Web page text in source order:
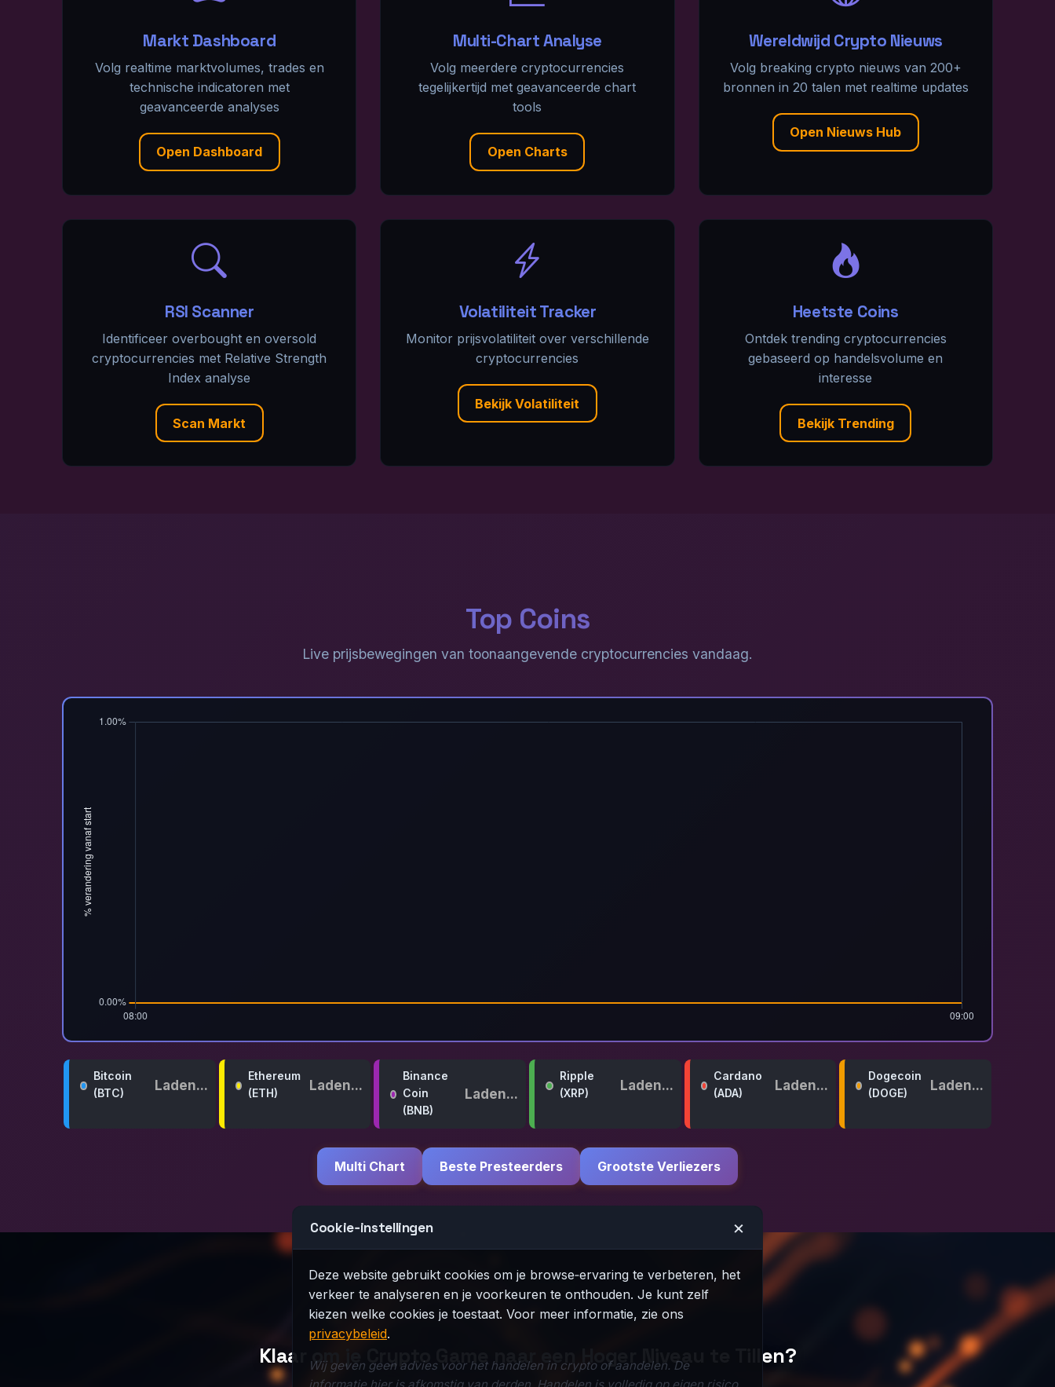
Markt Dashboard
Volg realtime marktvolumes, trades en
technische indicatoren met
geavanceerde analyses
Open Dashboard
Multi-Chart Analyse
Volg meerdere cryptocurrencies
tegelijkertijd met geavanceerde chart
tools
Open Charts
Wereldwijd Crypto Nieuws
Volg breaking crypto nieuws van 200+
bronnen in 20 talen met realtime updates
Open Nieuws Hub
RSI Scanner
Identificeer overbought en oversold
cryptocurrencies met Relative Strength
Index analyse
Scan Markt
Volatiliteit Tracker
Monitor prijsvolatiliteit over verschillende
cryptocurrencies
Bekijk Volatiliteit
Heetste Coins
Ontdek trending cryptocurrencies
gebaseerd op handelsvolume en
interesse
Bekijk Trending
Top Coins
Live prijsbewegingen van toonaangevende cryptocurrencies vandaag.
Bitcoin
(BTC)
Laden...
Ethereum
(ETH)
Laden...
Binance
Coin
(BNB)
Laden...
Ripple
(XRP)
Laden...
Cardano
(ADA)
Laden...
Dogecoin
(DOGE)
Laden...
Multi Chart Beste Presteerders Grootste Verliezers
Klaar om je Crypto Game naar een Hoger Niveau te Tillen?
Cookie‑instellingen ×
Deze website gebruikt cookies om je browse‑ervaring te verbeteren, het
verkeer te analyseren en je voorkeuren te onthouden. Je kunt zelf
kiezen welke cookies je toestaat. Voor meer informatie, zie ons
privacybeleid.
Wij geven geen advies voor het handelen in crypto of aandelen. De